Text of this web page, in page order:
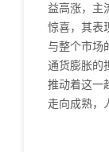
益高涨，主
惊喜，其表
与整个市场
通货膨胀的
推动着这一
走向成熟，